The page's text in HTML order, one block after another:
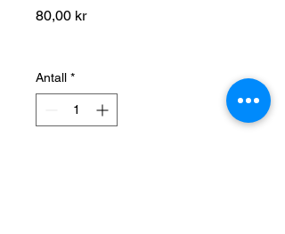
80,00 krPris
Antall *